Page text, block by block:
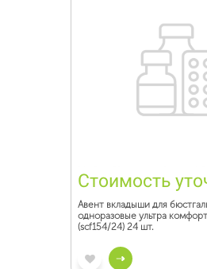
Стоимость
Авент вкладыши для
одноразовые ультра
(scf154/24) 24 шт.